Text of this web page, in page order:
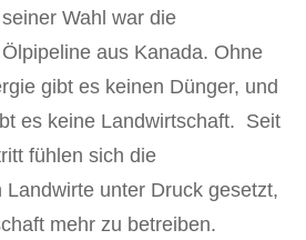
Wahl war die
aus Kanada. Ohne
gibt es keinen Dünger, und
es keine Landwirtschaft. Seit
fühlen sich die
Landwirte unter Druck gesetzt,
mehr zu betreiben.